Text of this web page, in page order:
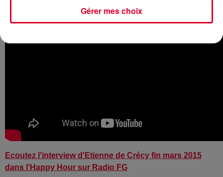
Ecoutez l'interview d'Etienne de Crécy fin mars 2015
dans l'Happy Hour sur Radio FG
Gérer mes choix